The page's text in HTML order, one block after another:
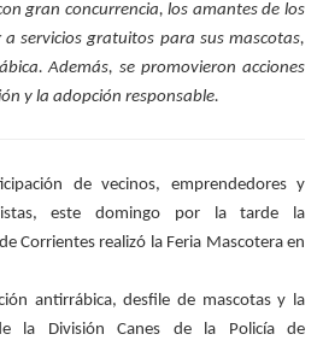
gran concurrencia, los amantes de los
servicios gratuitos para sus mascotas,
Además, se promovieron acciones
y la adopción responsable.
de vecinos, emprendedores y
este domingo por la tarde la
Corrientes realizó la Feria Mascotera en
antirrábica, desfile de mascotas y la
la División Canes de la Policía de